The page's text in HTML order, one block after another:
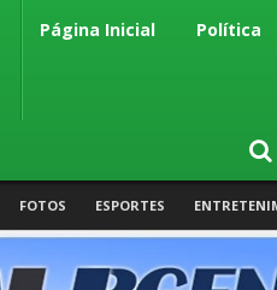
Página Inicial Política
FOTOS ESPORTES